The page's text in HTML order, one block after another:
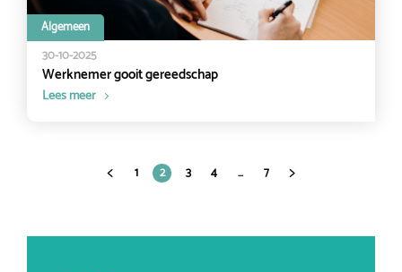
Algemeen
30-10-2025
Werknemer gooit gereedschap
Lees meer
1 2 3 4 … 7